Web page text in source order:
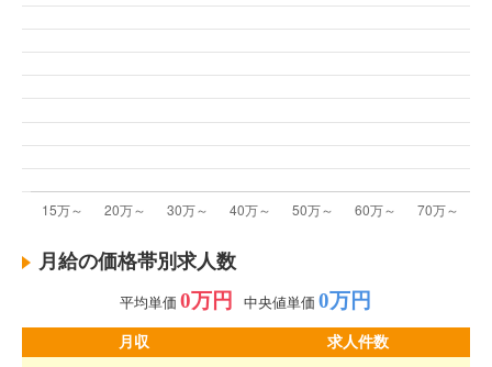
月給の価格帯別求人数
平均単価 0万円 中央値単価 0万円
月収
求人件数